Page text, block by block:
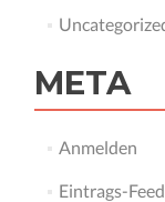
META
Anmelden
Eintrags-Feed